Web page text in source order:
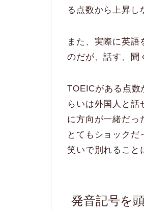
る点数から上昇し
また、実際に英
のだが、話す、聞
TOEICがある点数
らいは外国人と
に方向が一緒だっ
とてもショック
笑いで別れること
発音記号を